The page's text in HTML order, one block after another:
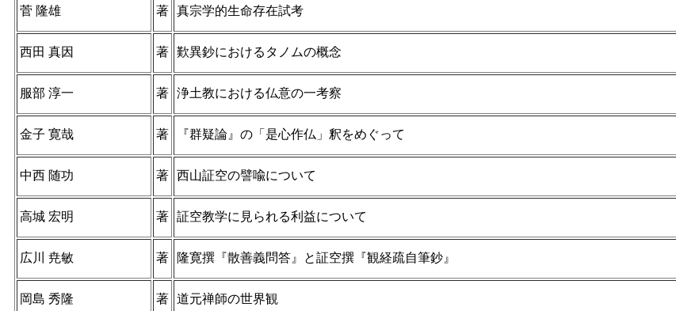
菅 隆雄 著 真宗学的生命存在試考
西田 真因 著 歎異鈔におけるタノムの概念
服部 淳一 著 浄土教における仏意の一考察
金子 寛哉 著 『群疑論』の「是心作仏」釈をめぐって
中西 随功 著 西山証空の譬喩について
高城 宏明 著 証空教学に見られる利益について
広川 尭敏 著 隆寛撰『散善義問答』と証空撰『観経疏自筆鈔』
岡島 秀隆 著 道元禅師の世界観